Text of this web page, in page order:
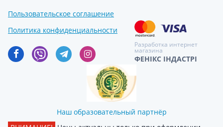
Пользовательское соглашение
Политика конфиденциальности
Разработка интернет
магазина
ФЕНІКС ІНДАСТРІ
Наш образовательный партнёр